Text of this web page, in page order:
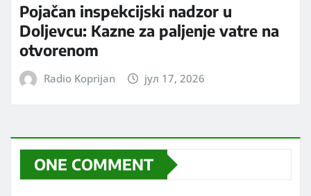
Pojačan inspekcijski nadzor u
Doljevcu: Kazne za paljenje vatre na
otvorenom
Radio Koprijan јул 17, 2026
ONE COMMENT